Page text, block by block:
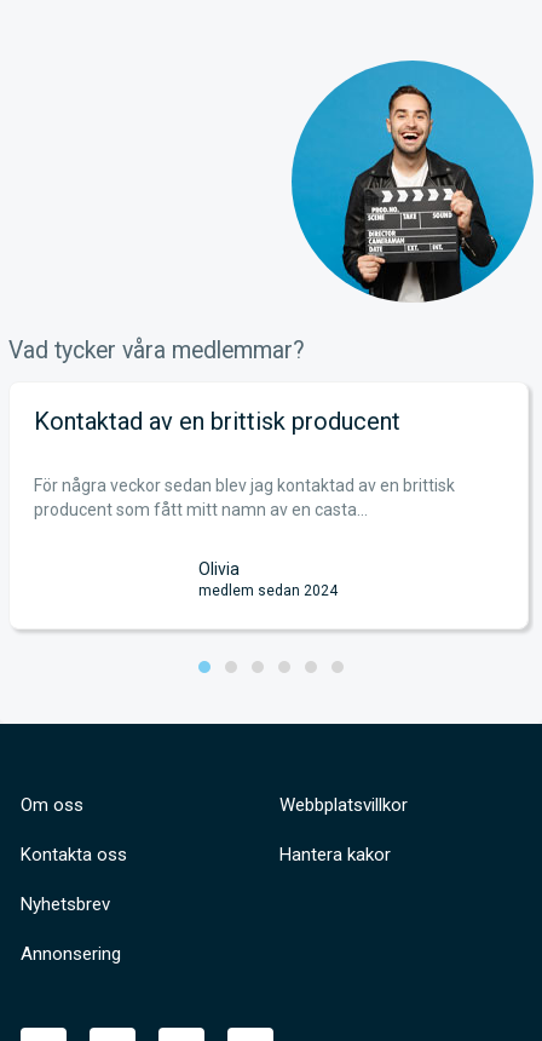
Vad tycker våra medlemmar?
Kontaktad av en brittisk producent
För några veckor sedan blev jag kontaktad av en brittisk
producent som fått mitt namn av en casta...
Olivia
medlem sedan 2024
Om oss
Kontakta oss
Nyhetsbrev
Annonsering
Webbplatsvillkor
Hantera kakor